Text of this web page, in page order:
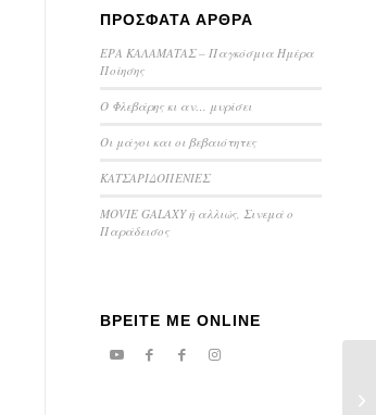
ΠΡΟΣΦΑΤΑ ΑΡΘΡΑ
ΕΡΑ ΚΑΛΑΜΑΤΑΣ – Παγκόσμια Ημέρα
Ποίησης
Ο Φλεβάρης κι αν… μυρίσει
Οι μάγοι και οι βεβαιότητες
ΚΑΤΣΑΡΙΔΟΠΕΝΙΕΣ
MOVIE GALAXY ή αλλιώς, Σινεμά ο
Παράδεισος
ΒΡΕΙΤΕ ΜΕ ONLINE